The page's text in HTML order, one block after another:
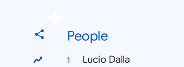
People
Lucio Dalla